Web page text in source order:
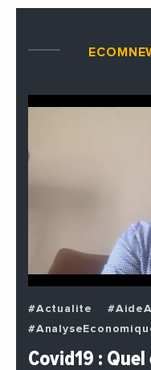
#Actualite
#BuzzNews
Covid19 :